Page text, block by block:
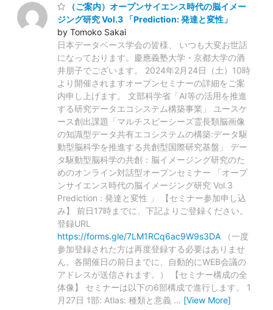
（ご案内）オープンサイエンス時代の脳イメー
ジング研究 Vol.3 「Prediction: 発達と変性」
by Tomoko Sakai
日本データベース学会の皆様、 いつも大変お世話
になっております。慶應義塾大学・京都大学の酒
井朋子でございます。 2024年2月24日（土）10時
より開催されますオープンセミナーの詳細をご案
内申し上げます。 文部科学省「AI等の活用を推進
する研究データエコシステム構築事業」 ユースケ
ース創出課題「マルチスピーシーズ霊長類脳画像
の知識型データ共有エコシステムの構築:データ駆
動型脳科学を推進する共創型国際研究基盤」 デー
タ駆動型脳科学の共創：脳イメージング研究のた
めのオンライン対話型オープンセミナー 「オープ
ンサイエンス時代の脳イメージング研究 Vol.3
Prediction : 発達と変性 」 【セミナー参加申し込
み】 前日17時までに、下記よりご登録ください。
登録URL
https://forms.gle/7LM1RCq6ac9W9s3DA （一度
参加登録された方は再度登録する必要はありませ
ん。各開催日の前日までに、自動的にWEB会議の
アドレスが送信されます。） 【セミナー構成の全
体像】 セミナーは以下の6部構成で進行します。 1
月27日 1部: Atlas: 種類と意義 … [View More]